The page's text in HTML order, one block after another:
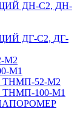
ДН-С2, ДН-
ДГ-С2, ДГ-
М2
М1
52-М2
100-М1